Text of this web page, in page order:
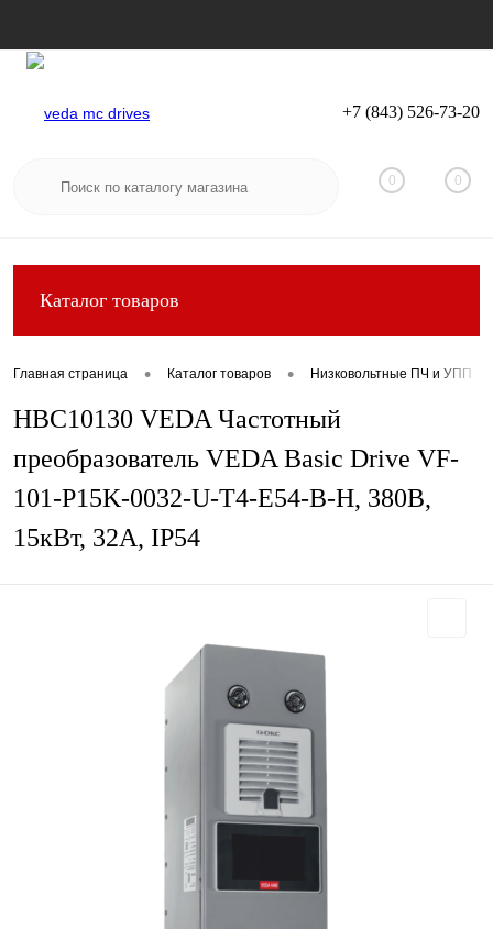
Вход Регистрация
+7 (843) 526-73-20
0 0
Каталог товаров
Главная страница • Каталог товаров • Низковольтные ПЧ и УПП
HBC10130 VEDA Частотный
преобразователь VEDA Basic Drive VF-
101-P15K-0032-U-T4-E54-B-H, 380В,
15кВт, 32А, IP54